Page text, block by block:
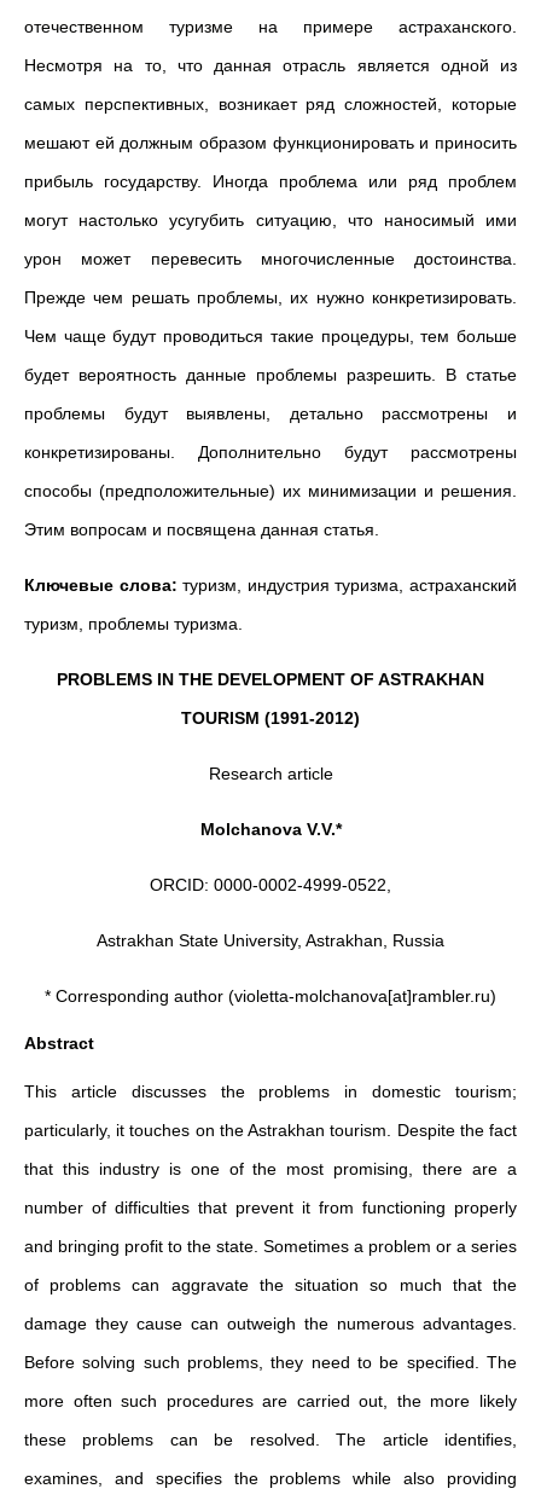
отечественном туризме на примере астраханского.
Несмотря на то, что данная отрасль является одной из
самых перспективных, возникает ряд сложностей, которые
мешают ей должным образом функционировать и приносить
прибыль государству. Иногда проблема или ряд проблем
могут настолько усугубить ситуацию, что наносимый ими
урон может перевесить многочисленные достоинства.
Прежде чем решать проблемы, их нужно конкретизировать.
Чем чаще будут проводиться такие процедуры, тем больше
будет вероятность данные проблемы разрешить. В статье
проблемы будут выявлены, детально рассмотрены и
конкретизированы. Дополнительно будут рассмотрены
способы (предположительные) их минимизации и решения.
Этим вопросам и посвящена данная статья.
Ключевые слова: туризм, индустрия туризма, астраханский
туризм, проблемы туризма.
PROBLEMS IN THE DEVELOPMENT OF ASTRAKHAN
TOURISM (1991-2012)
Research article
Molchanova V.V.*
ORCID: 0000-0002-4999-0522,
Astrakhan State University, Astrakhan, Russia
* Corresponding author (violetta-molchanova[at]rambler.ru)
Abstract
This article discusses the problems in domestic tourism;
particularly, it touches on the Astrakhan tourism. Despite the fact
that this industry is one of the most promising, there are a
number of difficulties that prevent it from functioning properly
and bringing profit to the state. Sometimes a problem or a series
of problems can aggravate the situation so much that the
damage they cause can outweigh the numerous advantages.
Before solving such problems, they need to be specified. The
more often such procedures are carried out, the more likely
these problems can be resolved. The article identifies,
examines, and specifies the problems while also providing